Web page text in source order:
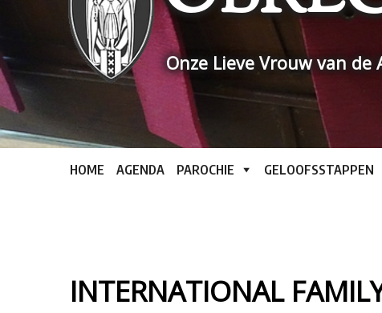
Onze Lieve Vrouw van
HOME AGENDA PAROCHIE GELOOFSSTAPPEN
INTERNATIONAL